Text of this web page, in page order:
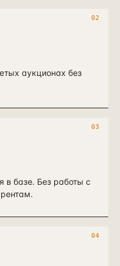
02
аукционах без
03
в базе. Без работы с
04